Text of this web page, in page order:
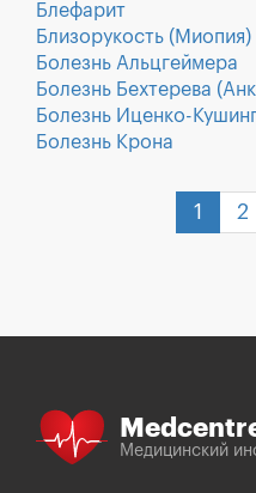
Блефарит
Близорукость (Миопия)
Болезнь Альцгеймера
Болезнь Бехтерева
Болезнь Иценко-
Болезнь Крона
1 2
Медицинский